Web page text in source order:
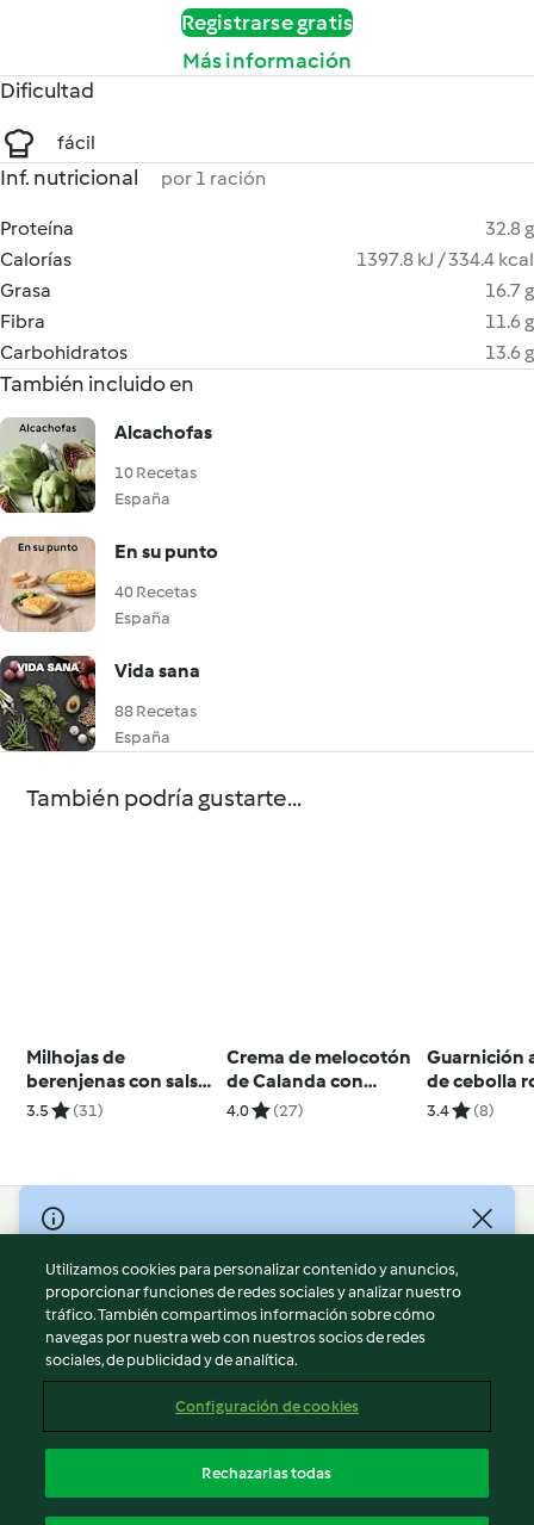
Registrarse gratis
Más información
Dificultad
fácil
Inf. nutricional por 1 ración
Proteína
32.8 g
Calorías
1397.8 kJ / 334.4 kcal
Grasa
16.7 g
Fibra
11.6 g
Carbohidratos
13.6 g
También incluido en
Alcachofas
10 Recetas
España
En su punto
40 Recetas
España
Vida sana
88 Recetas
España
También podría gustarte...
Milhojas de
berenjenas con salsa
de yogur y mostaza
3.5 (31)
Crema de melocotón
de Calanda con
crujiente de jamón de
4.0 (27)
Guarnición
de cebolla
calabacín
3.4 (8)
© Copyright 2026
Términos de uso
Política de privacidad
Aviso legal
Información legal
Reportar contenido
Declaración de accesibilidad
Utilizamos cookies para personalizar contenido y anuncios,
proporcionar funciones de redes sociales y analizar nuestro
tráfico. También compartimos información sobre cómo
navegas por nuestra web con nuestros socios de redes
sociales, de publicidad y de analítica.
Configuración de cookies
Rechazarlas todas